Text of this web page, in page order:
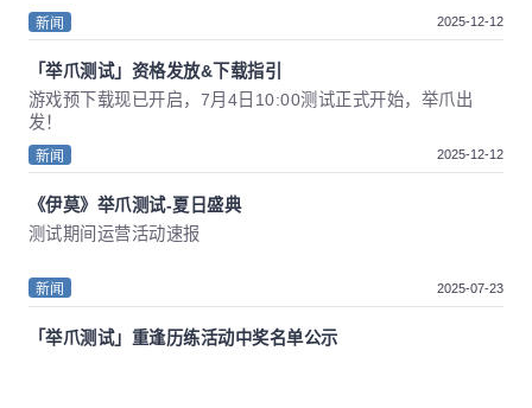
新闻 2025-12-12
「举爪测试」资格发放&下载指引
游戏预下载现已开启，7月4日10:00测试正式开始，举爪出
发！
新闻 2025-12-12
《伊莫》举爪测试-夏日盛典
测试期间运营活动速报
新闻 2025-07-23
「举爪测试」重逢历练活动中奖名单公示